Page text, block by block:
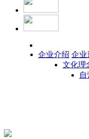
企业介绍 企业
文化理